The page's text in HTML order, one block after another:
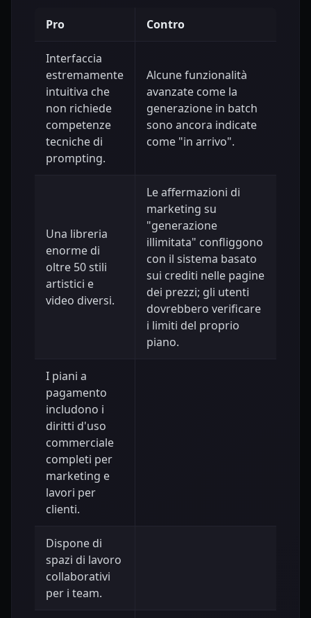
Pro Contro
Interfaccia
estremamente
intuitiva che
non richiede
competenze
tecniche di
prompting.
Alcune funzionalità
avanzate come la
generazione in batch
sono ancora indicate
come "in arrivo".
Una libreria
enorme di
oltre 50 stili
artistici e
video diversi.
Le affermazioni di
marketing su
"generazione
illimitata" confliggono
con il sistema basato
sui crediti nelle pagine
dei prezzi; gli utenti
dovrebbero verificare
i limiti del proprio
piano.
I piani a
pagamento
includono i
diritti d'uso
commerciale
completi per
marketing e
lavori per
clienti.
Dispone di
spazi di lavoro
collaborativi
per i team.